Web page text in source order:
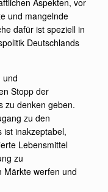
Aspekten, vor
und mangelnde
dafür ist speziell in
Deutschlands
und
Stopp der
zu denken geben.
zu den
ist inakzeptabel,
Lebensmittel
zu
Märkte werfen und